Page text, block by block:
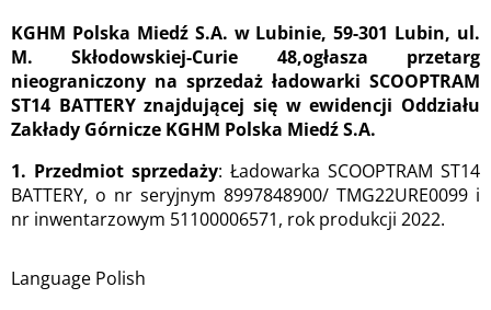
KGHM Polska Miedź S.A. w Lubinie, 59-301 Lubin, ul.
M. Skłodowskiej-Curie 48,ogłasza przetarg
nieograniczony na sprzedaż ładowarki SCOOPTRAM
ST14 BATTERY znajdującej się w ewidencji Oddziału
Zakłady Górnicze KGHM Polska Miedź S.A.
1. Przedmiot sprzedaży: Ładowarka SCOOPTRAM ST14
BATTERY, o nr seryjnym 8997848900/ TMG22URE0099 i
nr inwentarzowym 51100006571, rok produkcji 2022.
Language Polish